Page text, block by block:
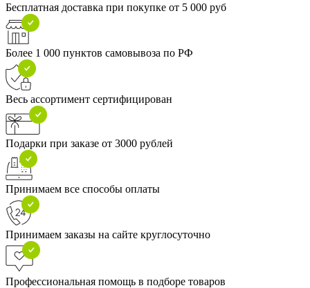
Бесплатная доставка при покупке от 5 000 руб
Более 1 000 пунктов самовывоза по РФ
Весь ассортимент сертифицирован
Подарки при заказе от 3000 рублей
Принимаем все способы оплаты
Принимаем заказы на сайте круглосуточно
Профессиональная помощь в подборе товаров